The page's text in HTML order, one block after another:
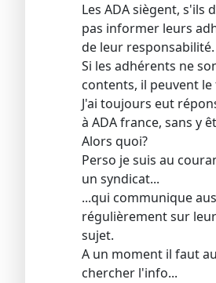
Les ADA siègent, s'ils
pas informer leurs
de leur responsabilité.
Si les adhérents ne
contents, il peuvent
J'ai toujours eut
à ADA france, sans y
Alors quoi?
Perso je suis au
un syndicat...
...qui communique
régulièrement sur
sujet.
A un moment il faut
chercher l'info...